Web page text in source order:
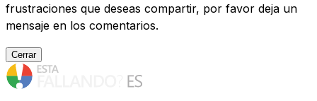
frustraciones que deseas compartir, por favor deja un
mensaje en los comentarios.
Cerrar